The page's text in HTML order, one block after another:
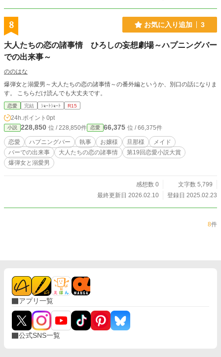
8 お気に入り追加 3
大人たちの恋の諸事情 ひろしの妄想劇場～ハプニングバー
での出来事～
ののはな
爆弾女と溺愛男～大人たちの恋の諸事情～の番外編というか、別口の話になりま
す。 こちらだけ読んでも大丈夫です。
恋愛 完結 ｼｮｰﾄｼｮｰﾄ R15
24h.ポイント 0pt
小説 228,850 位 / 228,850件 恋愛 66,375 位 / 66,375件
恋愛 ハプニングバー 執事 お嬢様 旦那様
メイド
バーでの出来事
大人たちの恋の諸事情
第19回恋愛小説大賞
爆弾女と溺愛男
感想数 0
文字数 5,799
最終更新日 2026.02.10
登録日 2025.02.23
8件
アプリ一覧
公式SNS一覧